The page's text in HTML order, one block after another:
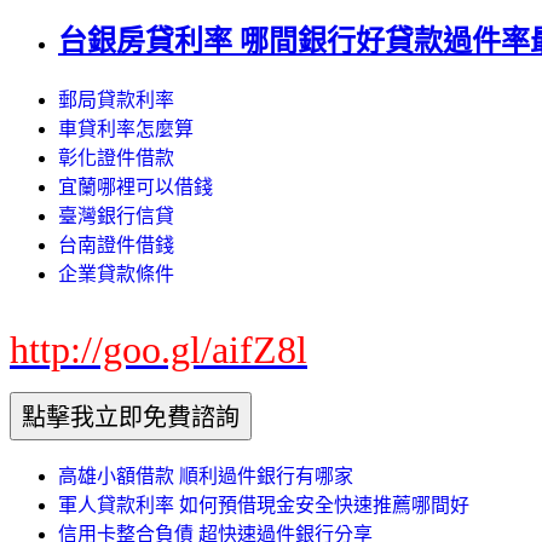
台銀房貸利率 哪間銀行好貸款過件率
郵局貸款利率
車貸利率怎麼算
彰化證件借款
宜蘭哪裡可以借錢
臺灣銀行信貸
台南證件借錢
企業貸款條件
http://goo.gl/aifZ8l
高雄小額借款 順利過件銀行有哪家
軍人貸款利率 如何預借現金安全快速推薦哪間好
信用卡整合負債 超快速過件銀行分享